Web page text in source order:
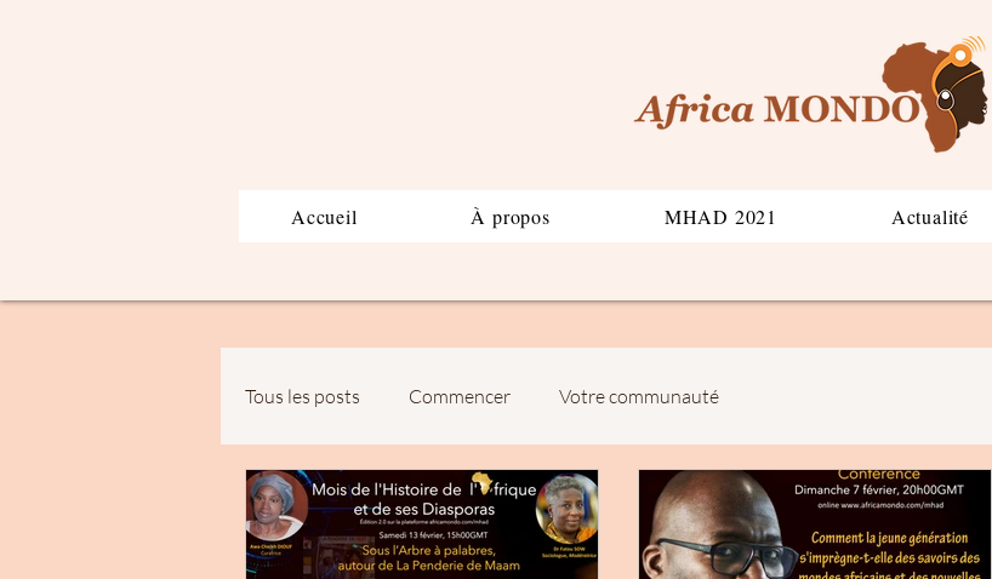
Accueil À propos MHAD 2021 Actualité
Tous les posts Commencer Votre communauté